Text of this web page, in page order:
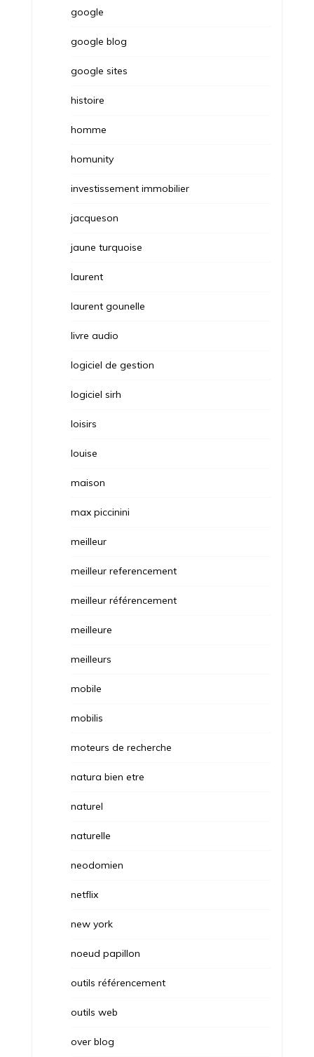
google
google blog
google sites
histoire
homme
homunity
investissement immobilier
jacqueson
jaune turquoise
laurent
laurent gounelle
livre audio
logiciel de gestion
logiciel sirh
loisirs
louise
maison
max piccinini
meilleur
meilleur referencement
meilleur référencement
meilleure
meilleurs
mobile
mobilis
moteurs de recherche
natura bien etre
naturel
naturelle
neodomien
netflix
new york
noeud papillon
outils référencement
outils web
over blog